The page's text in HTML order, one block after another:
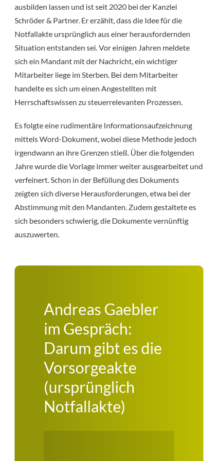
ausbilden lassen und ist seit 2020 bei der Kanzlei
Schröder & Partner. Er erzählt, dass die Idee für die
Notfallakte ursprünglich aus einer herausfordernden
Situation entstanden sei. Vor einigen Jahren meldete
sich ein Mandant mit der Nachricht, ein wichtiger
Mitarbeiter liege im Sterben. Bei dem Mitarbeiter
handelte es sich um einen Angestellten mit
Herrschaftswissen zu steuerrelevanten Prozessen.
Es folgte eine rudimentäre Informationsaufzeichnung
mittels Word-Dokument, wobei diese Methode jedoch
irgendwann an ihre Grenzen stieß. Über die folgenden
Jahre wurde die Vorlage immer weiter ausgearbeitet und
verfeinert. Schon in der Befüllung des Dokuments
zeigten sich diverse Herausforderungen, etwa bei der
Abstimmung mit den Mandanten. Zudem gestaltete es
sich besonders schwierig, die Dokumente vernünftig
auszuwerten.
Andreas Gaebler
im Gespräch:
Darum gibt es die
Vorsorgeakte
(ursprünglich
Notfallakte)